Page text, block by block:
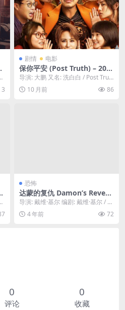
3
剧情 电影
保你平安 (Post Truth) – 202
3 – 剧情/喜剧 – 夸克网盘/百
度网盘/迅雷网盘免费下载👍
一个靠“辟谣”为生的墓地销售
导演: 大鹏 又名: 洗白白 / Post Trut
h 资源下载：保你平安阿里云...
10 月前 86
恐怖
达蒙的复仇 Damon’s Reven
ge (2022) 1080P中字
导演: 戴维·基尔 编剧: 戴维·基尔 / Er
ic Weinstock 主演:...
4 年前 72
0
评论
0
收藏